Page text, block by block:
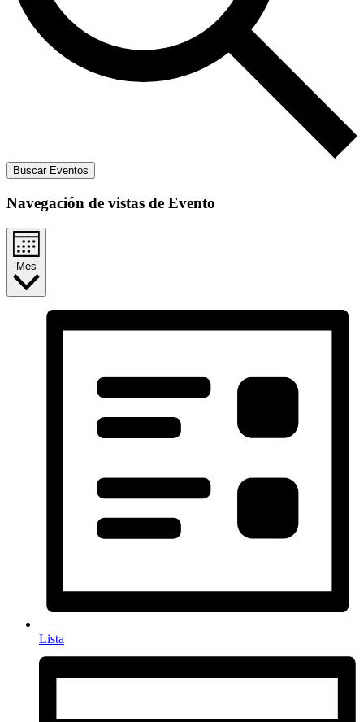
Buscar Eventos
Navegación de vistas de Evento
Mes
Lista